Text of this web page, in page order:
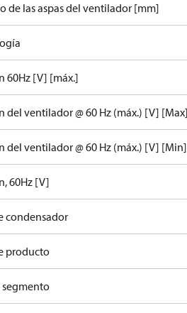
de las aspas del ventilador [mm]
60Hz [V] [máx.]
del ventilador @ 60 Hz (máx.) [V] [Max]
del ventilador @ 60 Hz (máx.) [V] [Min]
60Hz [V]
condensador
producto
segmento